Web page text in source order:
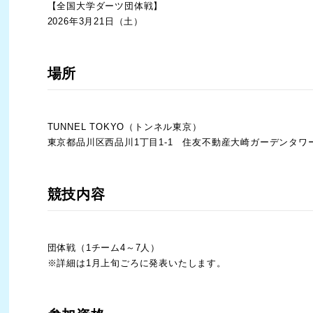
【全国大学ダーツ団体戦】
2026年3月21日（土）
場所
TUNNEL TOKYO（トンネル東京）​
東京都品川区西品川1丁目1-1 住友不動産大崎ガーデンタワ
競技内容
団体戦（1チーム4～7人）
※詳細は1月上旬ごろに発表いたします。